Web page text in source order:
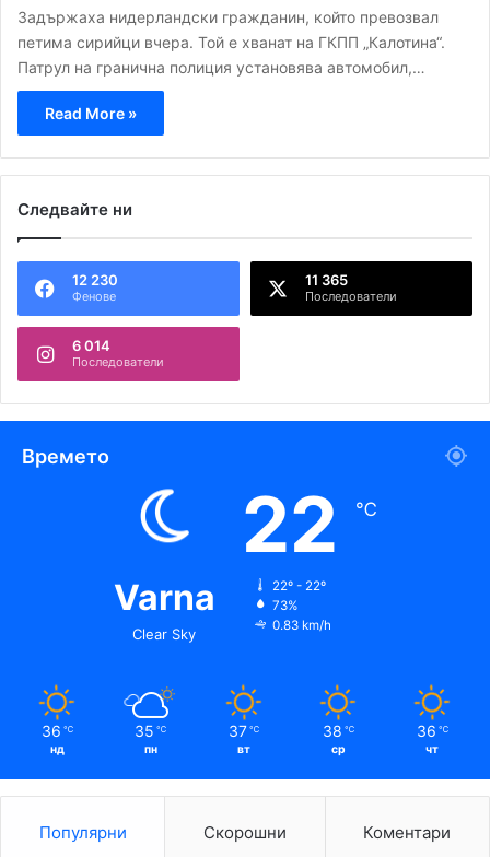
Задържаха нидерландски гражданин, който превозвал
петима сирийци вчера. Той е хванат на ГКПП „Калотина“.
Патрул на гранична полиция установява автомобил,…
Read More »
Следвайте ни
12 230
Фенове
11 365
Последователи
6 014
Последователи
Времето
Varna
Clear Sky
22 ℃
22º - 22º
73%
0.83 km/h
36 ℃
нд
35 ℃
пн
37 ℃
вт
38 ℃
ср
36 ℃
чт
Популярни Скорошни Коментари